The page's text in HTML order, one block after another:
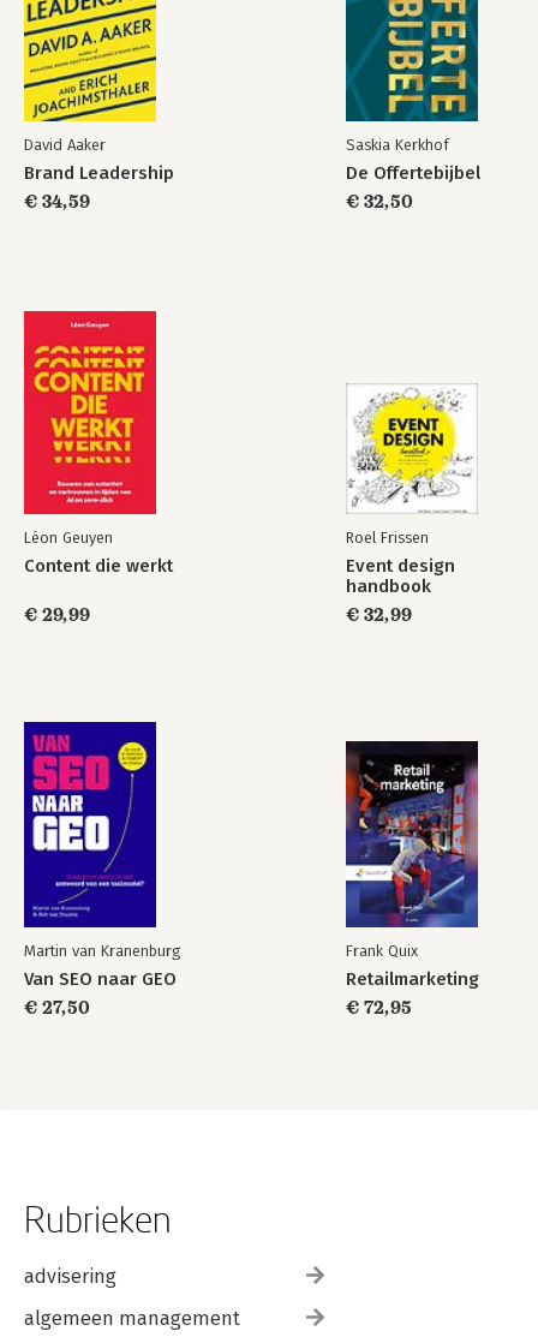
David Aaker
Brand Leadership
€ 34,59
Saskia Kerkhof
De Offertebijbel
€ 32,50
Léon Geuyen
Content die werkt
€ 29,99
Roel Frissen
Event design
handbook
€ 32,99
Martin van Kranenburg
Van SEO naar GEO
€ 27,50
Frank Quix
Retailmarketing
€ 72,95
Rubrieken
advisering
algemeen management